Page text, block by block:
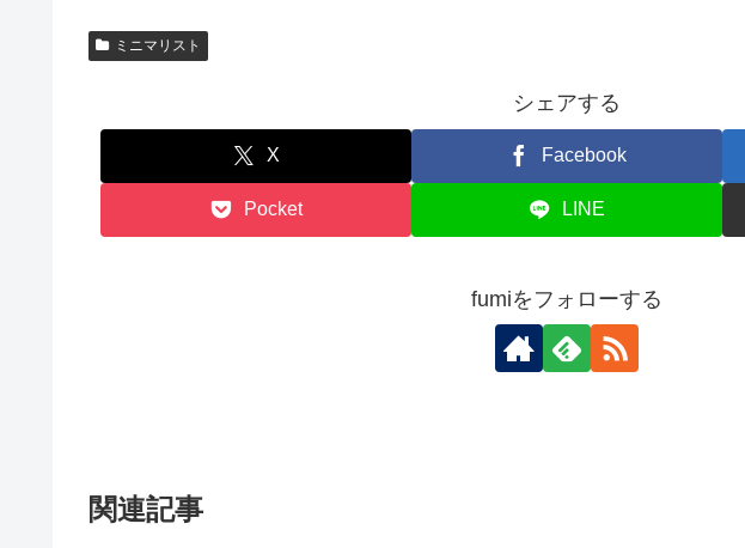
ミニマリスト
シェアする
X Facebook
Pocket LINE
fumiをフォローする
関連記事